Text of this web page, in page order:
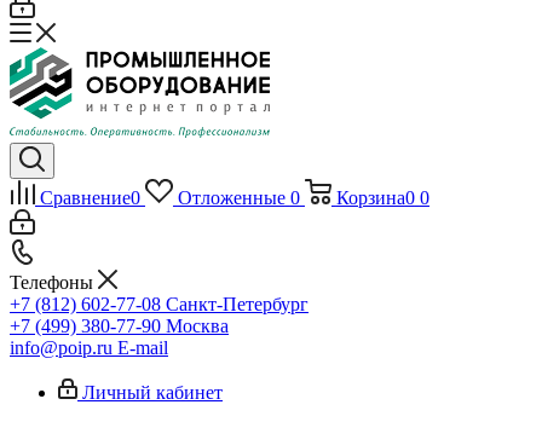
Сравнение0 Отложенные 0 Корзина0 0
Телефоны
+7 (812) 602-77-08 Санкт-Петербург
+7 (499) 380-77-90 Москва
info@poip.ru E-mail
Личный кабинет